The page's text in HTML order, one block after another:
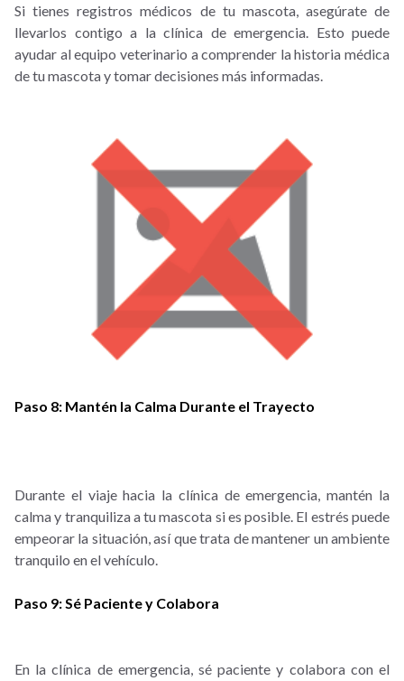
Si tienes registros médicos de tu mascota, asegúrate de
llevarlos contigo a la clínica de emergencia. Esto puede
ayudar al equipo veterinario a comprender la historia médica
de tu mascota y tomar decisiones más informadas.
Paso 8: Mantén la Calma Durante el Trayecto
Durante el viaje hacia la clínica de emergencia, mantén la
calma y tranquiliza a tu mascota si es posible. El estrés puede
empeorar la situación, así que trata de mantener un ambiente
tranquilo en el vehículo.
Paso 9: Sé Paciente y Colabora
En la clínica de emergencia, sé paciente y colabora con el